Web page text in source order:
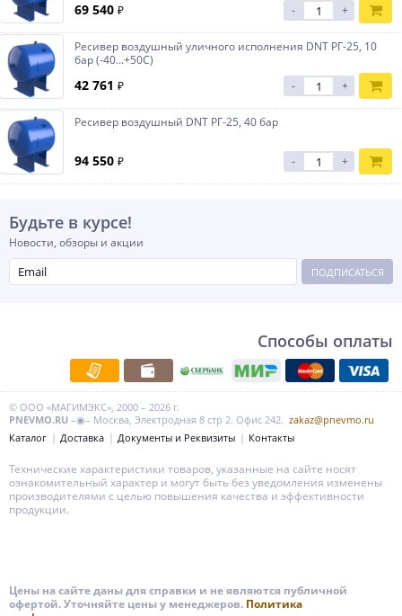
69 540 ₽ - +
Ресивер воздушный уличного исполнения DNT РГ-25, 10
бар (-40...+50С)
42 761 ₽ - +
Ресивер воздушный DNT РГ-25, 40 бар
94 550 ₽ - +
Будьте в курсе!
Новости, обзоры и акции
ПОДПИСАТЬСЯ
Способы оплаты
© ООО «МАГИМЭКС», 2000 – 2026 г.
PNEVMO.RU –◉– Москва, Электродная 8 стр 2. Офис 242. zakaz@pnevmo.ru
Каталог
Доставка Документы и Реквизиты Контакты
Технические характеристики товаров, указанные на сайте носят
ознакомительный характер и могут быть без уведомления изменены
производителями с целью повышения качества и эффективности
продукции.
Цены на сайте даны для справки и не являются публичной
офертой. Уточняйте цены у менеджеров. Политика